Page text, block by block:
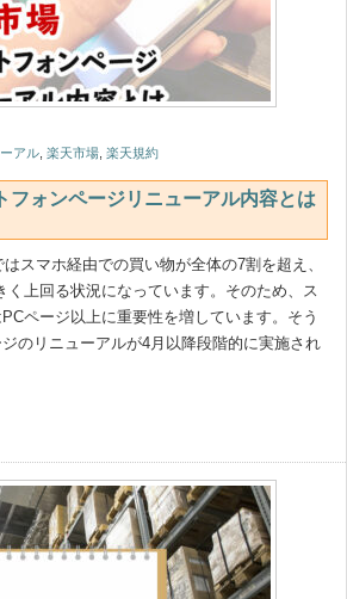
アル 楽天市場 楽天規約
フォンページリニューアル内容とは
スマホ経由での買い物が全体の7割を超え、
く上回る状況になっています。そのため、ス
ページ以上に重要性を増しています。そう
のリニューアルが4月以降段階的に実施され